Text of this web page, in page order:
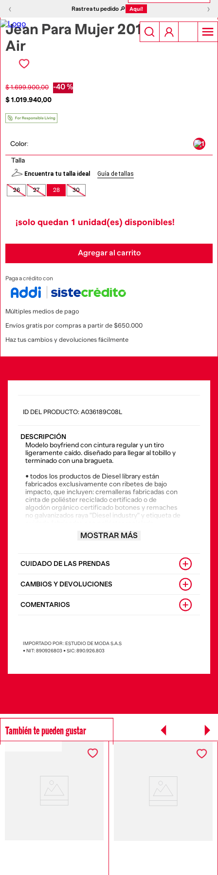
‹ Rastrea tu pedido 🔎 Aquí! ›
‹ ›
Jean Para Mujer 2016 D-
Air
$ 1.699.900,00 -40 %
$1.019.940,00
Color:
Talla
Encuentra tu talla ideal Guía de tallas
26 27 28 30
¡solo quedan 1 unidad(es) disponibles!
Agregar al carrito
Paga a crédito con
Múltiples medios de pago
Envíos gratis por compras a partir de $650.000
Haz tus cambios y devoluciones fácilmente
: A036189C08L
DESCRIPCIÓN
Modelo boyfriend con cintura regular y un tiro
ligeramente caído. diseñado para llegar al tobillo y
terminado con una bragueta.
• todos los productos de Diesel library están
fabricados exclusivamente con ribetes de bajo
impacto, que incluyen: cremalleras fabricadas con
cinta de poliéster reciclado certificado o de
algodón orgánico certificado botones y remaches
no galvanizados raya "Diesel industry" y etiqueta de
recursos vírgenes.
MOSTRAR MÁS
CUIDADO DE LAS PRENDAS
CAMBIOS Y DEVOLUCIONES
COMENTARIOS
IMPORTADO POR : ESTUDIO DE MODA S.A.S
• NIT: 890926803 • SIC: 890.926.803
También te pueden gustar